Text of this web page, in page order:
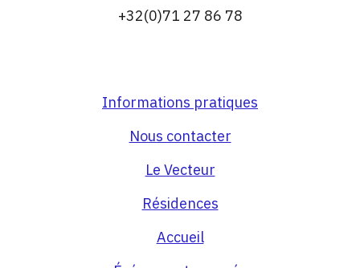
+32(0)71 27 86 78
Informations pratiques
Nous contacter
Le Vecteur
Résidences
Accueil